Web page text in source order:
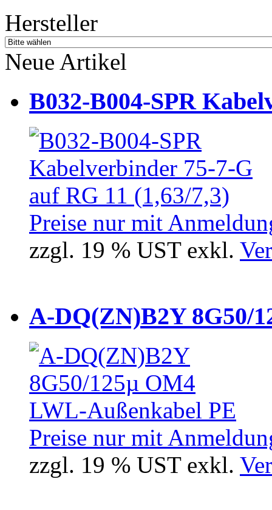
Hersteller
Neue Artikel
B032-B004-SPR
Preise nur mit
zzgl. 19 % UST exkl.
A-DQ(ZN)B2Y 8G50/
Preise nur mit
zzgl. 19 % UST exkl.